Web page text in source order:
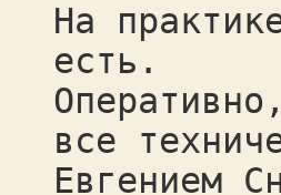
На
есть.
все
Евгением